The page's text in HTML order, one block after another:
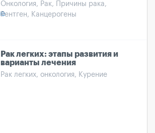
Онкология, Рак, Причины рака,
Рентген, Канцерогены
Рак легких: этапы развития и
варианты лечения
Рак легких, онкология, Курение